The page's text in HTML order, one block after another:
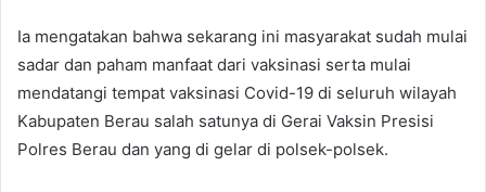
Ia mengatakan bahwa sekarang ini masyarakat sudah mulai
sadar dan paham manfaat dari vaksinasi serta mulai
mendatangi tempat vaksinasi Covid-19 di seluruh wilayah
Kabupaten Berau salah satunya di Gerai Vaksin Presisi
Polres Berau dan yang di gelar di polsek-polsek.